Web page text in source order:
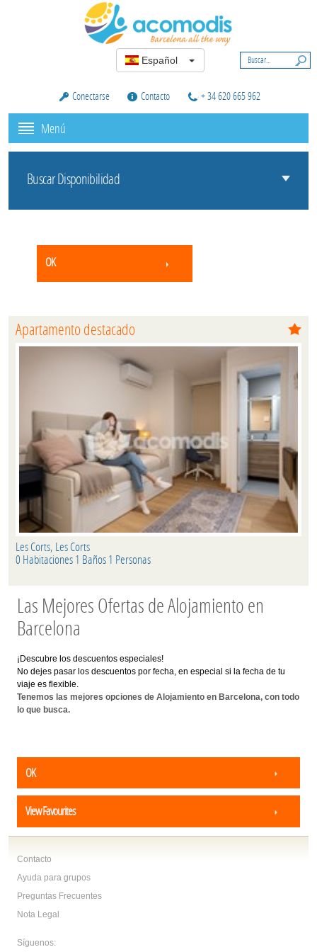
Español
Conectarse Contacto + 34 620 665 962
Menú
Buscar Disponibilidad
OK
Apartamento destacado
Les Corts, Les Corts
0 Habitaciones 1 Baños 1 Personas
Las Mejores Ofertas de Alojamiento en
Barcelona
¡Descubre los descuentos especiales!
No dejes pasar los descuentos por fecha, en especial si la fecha de tu
viaje es flexible.
Tenemos las mejores opciones de Alojamiento en Barcelona, con todo
lo que busca.
OK
View Favourites
Contacto
Ayuda para grupos
Preguntas Frecuentes
Nota Legal
Síguenos: